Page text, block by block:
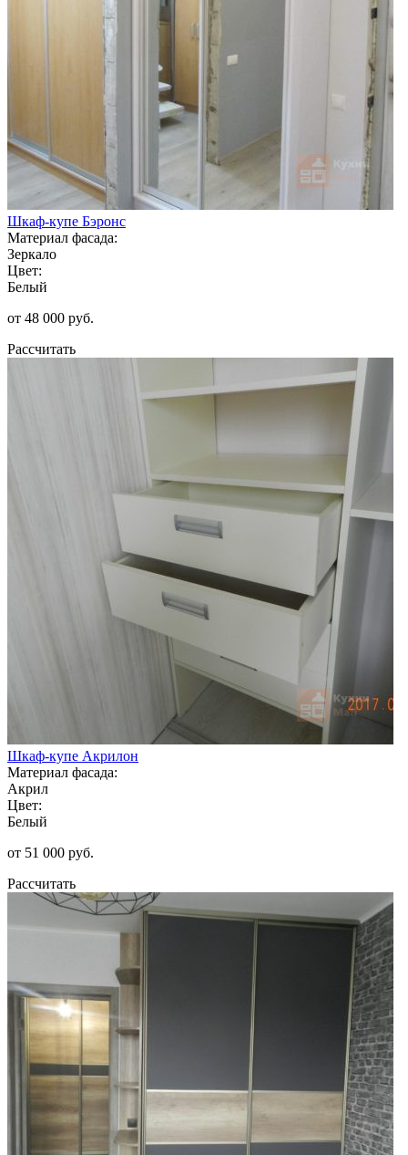
Шкаф-купе Бэронс
Материал фасада:
Зеркало
Цвет:
Белый
от 48 000 руб.
Рассчитать
Шкаф-купе Акрилон
Материал фасада:
Акрил
Цвет:
Белый
от 51 000 руб.
Рассчитать